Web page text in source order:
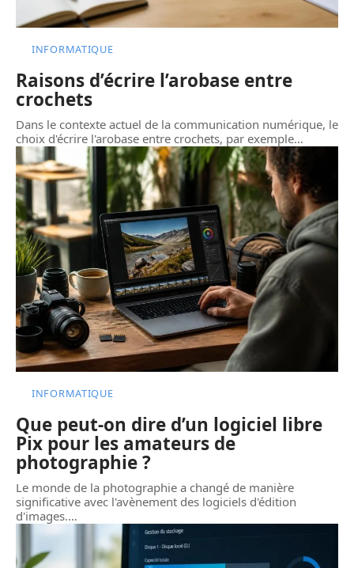
INFORMATIQUE
Raisons d’écrire l’arobase entre
crochets
Dans le contexte actuel de la communication numérique, le
choix d'écrire l'arobase entre crochets, par exemple…
INFORMATIQUE
Que peut-on dire d’un logiciel libre
Pix pour les amateurs de
photographie ?
Le monde de la photographie a changé de manière
significative avec l'avènement des logiciels d'édition
d'images.…